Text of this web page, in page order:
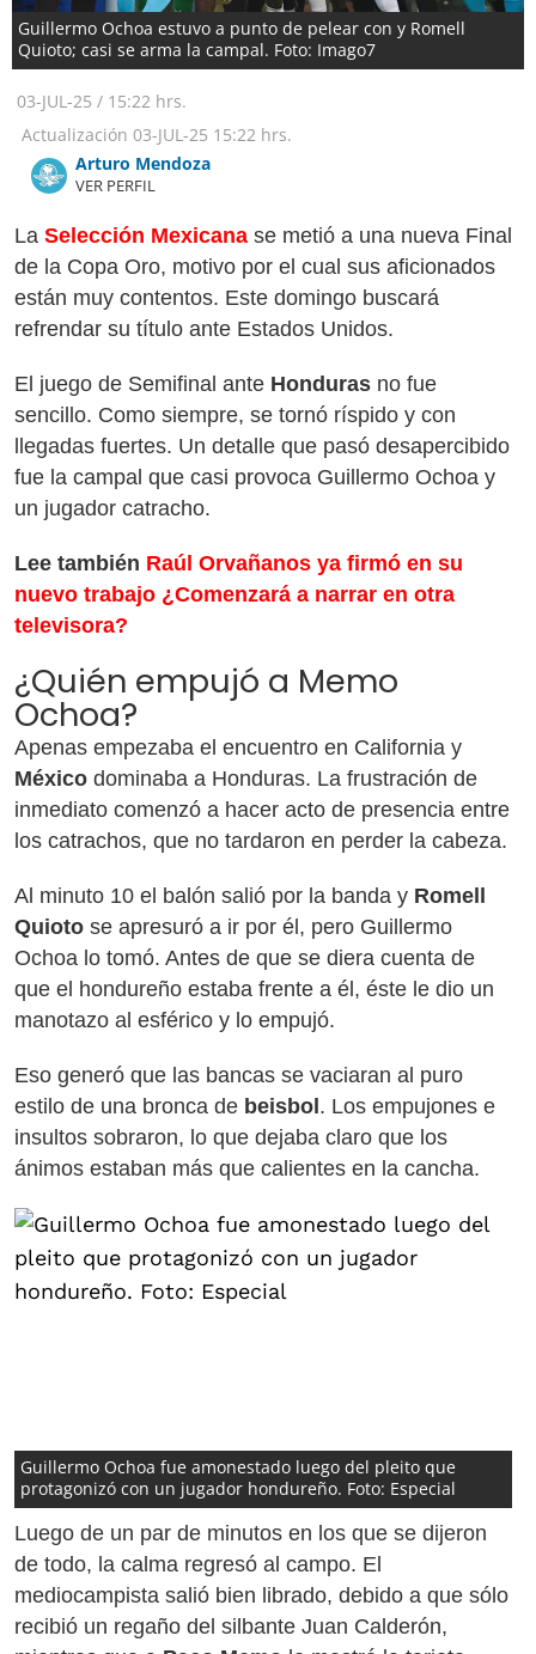
Guillermo Ochoa estuvo a punto de pelear con y Romell
Quioto; casi se arma la campal. Foto: Imago7
03-JUL-25 / 15:22 hrs.
Actualización 03-JUL-25 15:22 hrs.
Arturo Mendoza
VER PERFIL
La Selección Mexicana se metió a una nueva Final
de la Copa Oro, motivo por el cual sus aficionados
están muy contentos. Este domingo buscará
refrendar su título ante Estados Unidos.
El juego de Semifinal ante Honduras no fue
sencillo. Como siempre, se tornó ríspido y con
llegadas fuertes. Un detalle que pasó desapercibido
fue la campal que casi provoca Guillermo Ochoa y
un jugador catracho.
Lee también Raúl Orvañanos ya firmó en su
nuevo trabajo ¿Comenzará a narrar en otra
televisora?
¿Quién empujó a Memo
Ochoa?
Apenas empezaba el encuentro en California y
México dominaba a Honduras. La frustración de
inmediato comenzó a hacer acto de presencia entre
los catrachos, que no tardaron en perder la cabeza.
Al minuto 10 el balón salió por la banda y Romell
Quioto se apresuró a ir por él, pero Guillermo
Ochoa lo tomó. Antes de que se diera cuenta de
que el hondureño estaba frente a él, éste le dio un
manotazo al esférico y lo empujó.
Eso generó que las bancas se vaciaran al puro
estilo de una bronca de beisbol . Los empujones e
insultos sobraron, lo que dejaba claro que los
ánimos estaban más que calientes en la cancha.
Guillermo Ochoa fue amonestado luego del pleito que
protagonizó con un jugador hondureño. Foto: Especial
Luego de un par de minutos en los que se dijeron
de todo, la calma regresó al campo. El
mediocampista salió bien librado, debido a que sólo
recibió un regaño del silbante Juan Calderón,